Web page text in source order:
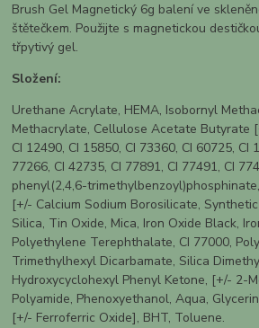
Brush Gel Magnetický 6g balení ve
štětečkem. Použijte s magnetickou
třpytivý gel.
Složení:
Urethane Acrylate, HEMA, Isobornyl
Methacrylate, Cellulose Acetate Butyrate
CI 12490, CI 15850, CI 73360, CI 60725, CI
77266, CI 42735, CI 77891, CI 77491, CI
phenyl(2,4,6-
[+/- Calcium Sodium Borosilicate,
Silica, Tin Oxide, Mica, Iron Oxide Black,
Polyethylene Terephthalate, CI 77000,
Trimethylhexyl Dicarbamate, Silica
Hydroxycyclohexyl Phenyl Ketone, [+/- 2-
Polyamide, Phenoxyethanol, Aqua,
[+/- Ferroferric Oxide], BHT, Toluene.